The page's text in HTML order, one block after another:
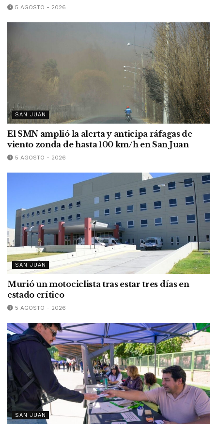
5 AGOSTO - 2026
SAN JUAN
El SMN amplió la alerta y anticipa ráfagas de
viento zonda de hasta 100 km/h en San Juan
5 AGOSTO - 2026
SAN JUAN
Murió un motociclista tras estar tres días en
estado crítico
5 AGOSTO - 2026
SAN JUAN